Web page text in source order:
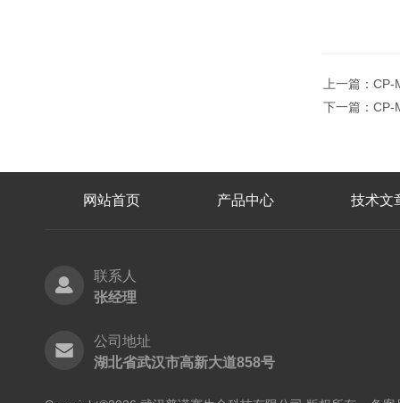
上一篇： CP-
下一篇： CP-
网站首页 产品中心 技术文
联系人
张经理
公司地址
湖北省武汉市高新大道858号